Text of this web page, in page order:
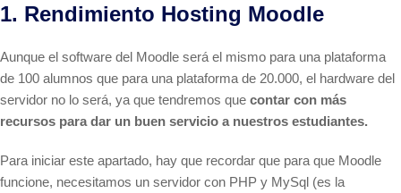
1. Rendimiento Hosting Moodle
Aunque el software del Moodle será el mismo para una plataforma
de 100 alumnos que para una plataforma de 20.000, el hardware del
servidor no lo será, ya que tendremos que contar con más
recursos para dar un buen servicio a nuestros estudiantes.
Para iniciar este apartado, hay que recordar que para que Moodle
funcione, necesitamos un servidor con PHP y MySql (es la